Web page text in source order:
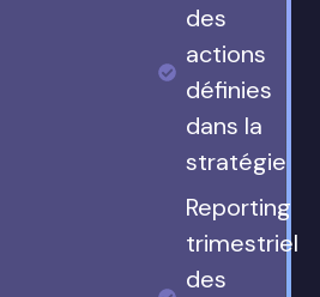
des
actions
définies
dans la
stratégie
Reporting
trimestriel
des